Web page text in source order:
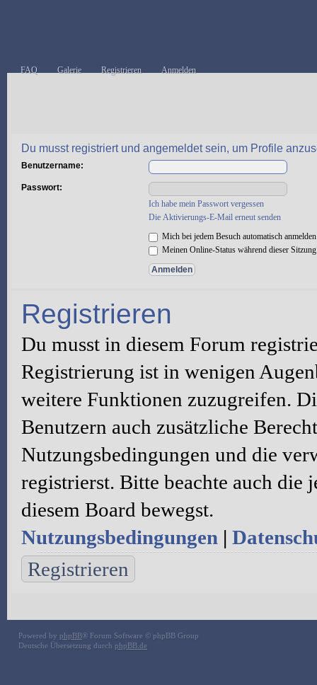
FAQ Galerie Registrieren Anmelden
Du musst registriert und angemeldet sein, um Profile
Benutzername:
Passwort:
Ich habe mein Passwort vergessen
Die Aktivierungs-E-Mail erneut senden
Mich bei jedem Besuch automatisch anmelden
Meinen Online-Status während dieser
Registrieren
Du musst in diesem Forum
Registrierung ist in wenigen
weitere Funktionen zuzugreifen.
Benutzern auch zusätzliche
Nutzungsbedingungen und die
registrierst. Bitte beachte auch
diesem Board bewegst.
Nutzungsbedingungen |
Registrieren
Powered by phpBB® Forum Software © phpBB Group
Deutsche Übersetzung durch phpBB.de